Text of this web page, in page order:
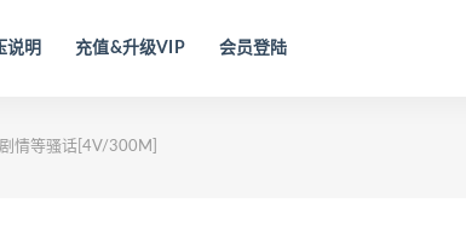
说明 充值&升级VIP 会员登陆
情等骚话[4V/300M]